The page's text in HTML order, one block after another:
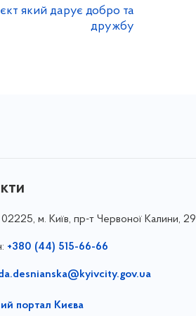
який дарує добро та
дружбу
02225, м. Київ, пр-т Червоної Калини, 29
+380 (44) 515-66-66
портал Києва